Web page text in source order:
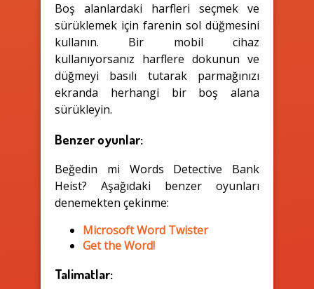
Boş alanlardaki harfleri seçmek ve
sürüklemek için farenin sol düğmesini
kullanın. Bir mobil cihaz
kullanıyorsanız harflere dokunun ve
düğmeyi basılı tutarak parmağınızı
ekranda herhangi bir boş alana
sürükleyin.
Benzer oyunlar:
Beğedin mi Words Detective Bank
Heist? Aşağıdaki benzer oyunları
denemekten çekinme:
Microsoft Word Twister
Get the Word!
Talimatlar: